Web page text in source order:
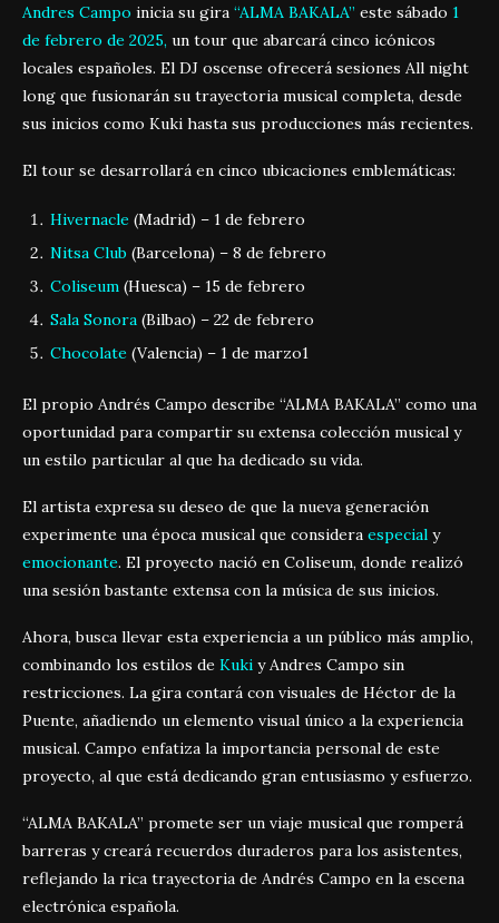
Andres Campo inicia su gira “ALMA BAKALA” este sábado 1
de febrero de 2025, un tour que abarcará cinco icónicos
locales españoles. El DJ oscense ofrecerá sesiones All night
long que fusionarán su trayectoria musical completa, desde
sus inicios como Kuki hasta sus producciones más recientes.
El tour se desarrollará en cinco ubicaciones emblemáticas:
Hivernacle (Madrid) – 1 de febrero
Nitsa Club (Barcelona) – 8 de febrero
Coliseum (Huesca) – 15 de febrero
Sala Sonora (Bilbao) – 22 de febrero
Chocolate (Valencia) – 1 de marzo1
El propio Andrés Campo describe “ALMA BAKALA” como una
oportunidad para compartir su extensa colección musical y
un estilo particular al que ha dedicado su vida.
El artista expresa su deseo de que la nueva generación
experimente una época musical que considera especial y
emocionante. El proyecto nació en Coliseum, donde realizó
una sesión bastante extensa con la música de sus inicios.
Ahora, busca llevar esta experiencia a un público más amplio,
combinando los estilos de Kuki y Andres Campo sin
restricciones. La gira contará con visuales de Héctor de la
Puente, añadiendo un elemento visual único a la experiencia
musical. Campo enfatiza la importancia personal de este
proyecto, al que está dedicando gran entusiasmo y esfuerzo.
“ALMA BAKALA” promete ser un viaje musical que romperá
barreras y creará recuerdos duraderos para los asistentes,
reflejando la rica trayectoria de Andrés Campo en la escena
electrónica española.